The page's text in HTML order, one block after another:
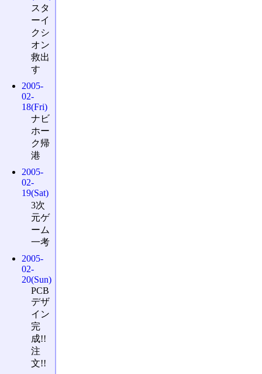
スタ
ーイ
クシ
オン
救出
す
2005-
02-
18(Fri)
ナビ
ホー
ク帰
港
2005-
02-
19(Sat)
3次
元ゲ
ーム
一考
2005-
02-
20(Sun)
PCB
デザ
イン
完
成!!
注
文!!